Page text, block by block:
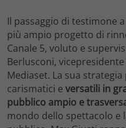
Il passaggio di testimone
più ampio progetto di
Canale 5, voluto e
Berlusconi,
Mediaset. La sua
carismatici e versatili in
pubblico ampio e
mondo dello spettacolo e